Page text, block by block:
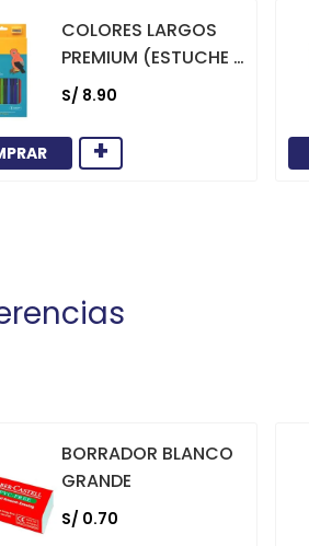
COLORES LARGOS
PREMIUM (ESTUCHE X
12)
S/ 8.90
+
BORRADOR BLANCO
GRANDE
S/ 0.70